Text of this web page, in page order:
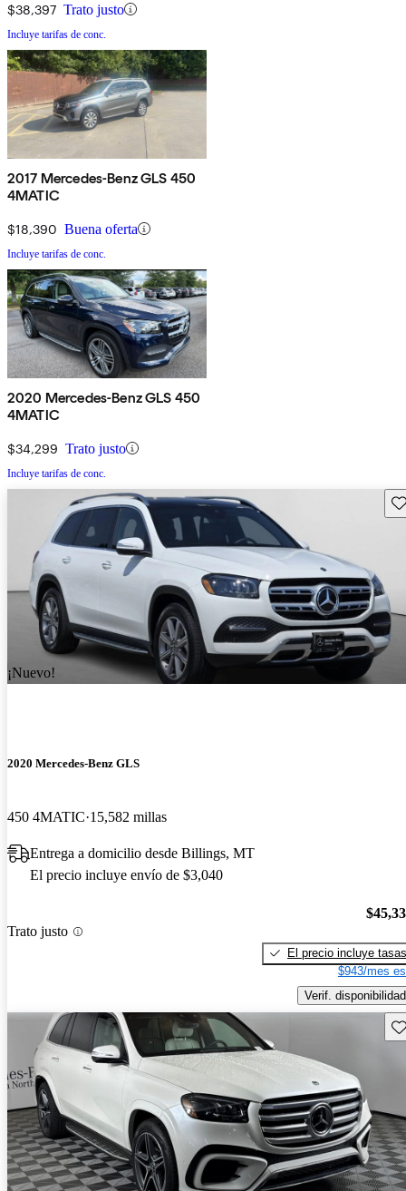
$38,397 Trato justo
Incluye tarifas de conc.
2017 Mercedes-Benz GLS 450
4MATIC
$18,390 Buena oferta
Incluye tarifas de conc.
2020 Mercedes-Benz GLS 450
4MATIC
$34,299 Trato justo
Incluye tarifas de conc.
¡Nuevo!
2020 Mercedes-Benz GLS
450 4MATIC 15,582 millas
Entrega a domicilio desde Billings, MT
El precio incluye envío de $3,040
Trato justo
El precio incluye tasas
$943/mes
Verif. disponibilidad